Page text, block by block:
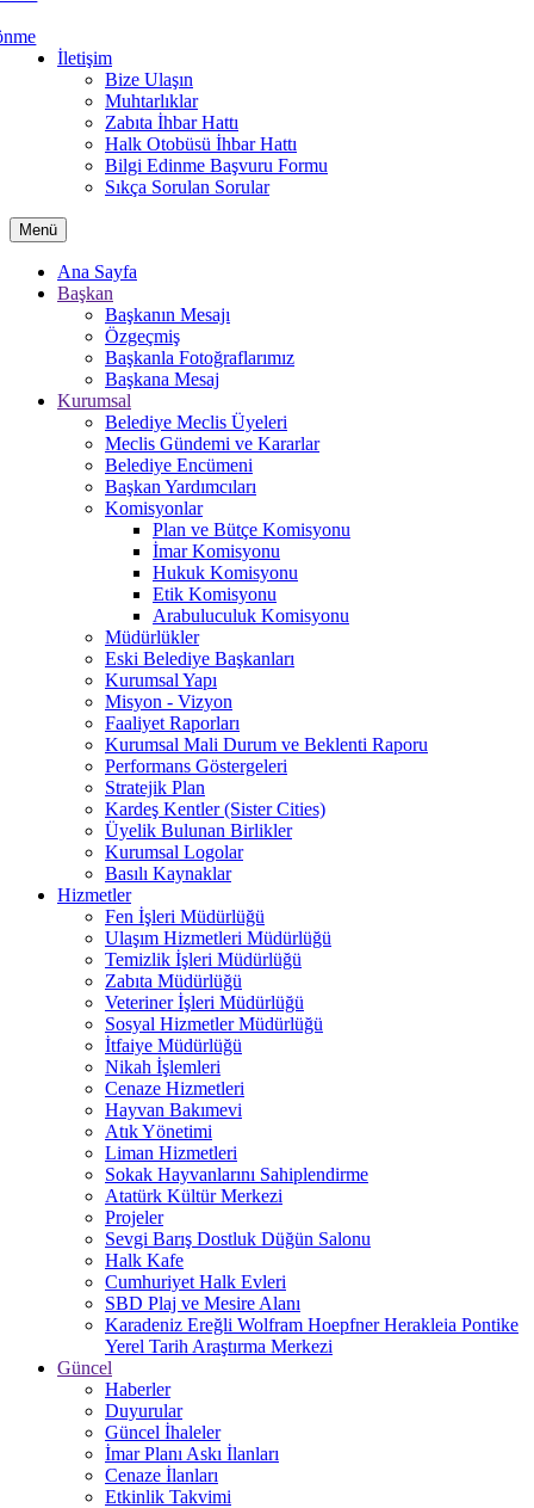
İletişim
Bize Ulaşın
Muhtarlıklar
Zabıta İhbar Hattı
Halk Otobüsü İhbar Hattı
Bilgi Edinme Başvuru Formu
Sıkça Sorulan Sorular
Menü
Ana Sayfa
Başkan
Başkanın Mesajı
Özgeçmiş
Başkanla Fotoğraflarımız
Başkana Mesaj
Kurumsal
Belediye Meclis Üyeleri
Meclis Gündemi ve Kararlar
Belediye Encümeni
Başkan Yardımcıları
Komisyonlar
Plan ve Bütçe Komisyonu
İmar Komisyonu
Hukuk Komisyonu
Etik Komisyonu
Arabuluculuk Komisyonu
Müdürlükler
Eski Belediye Başkanları
Kurumsal Yapı
Misyon - Vizyon
Faaliyet Raporları
Kurumsal Mali Durum ve Beklenti Raporu
Performans Göstergeleri
Stratejik Plan
Kardeş Kentler (Sister Cities)
Üyelik Bulunan Birlikler
Kurumsal Logolar
Basılı Kaynaklar
Hizmetler
Fen İşleri Müdürlüğü
Ulaşım Hizmetleri Müdürlüğü
Temizlik İşleri Müdürlüğü
Zabıta Müdürlüğü
Veteriner İşleri Müdürlüğü
Sosyal Hizmetler Müdürlüğü
İtfaiye Müdürlüğü
Nikah İşlemleri
Cenaze Hizmetleri
Hayvan Bakımevi
Atık Yönetimi
Liman Hizmetleri
Sokak Hayvanlarını Sahiplendirme
Atatürk Kültür Merkezi
Projeler
Sevgi Barış Dostluk Düğün Salonu
Halk Kafe
Cumhuriyet Halk Evleri
SBD Plaj ve Mesire Alanı
Karadeniz Ereğli Wolfram Hoepfner Herakleia Pontike
Yerel Tarih Araştırma Merkezi
Güncel
Haberler
Duyurular
Güncel İhaleler
İmar Planı Askı İlanları
Cenaze İlanları
Etkinlik Takvimi